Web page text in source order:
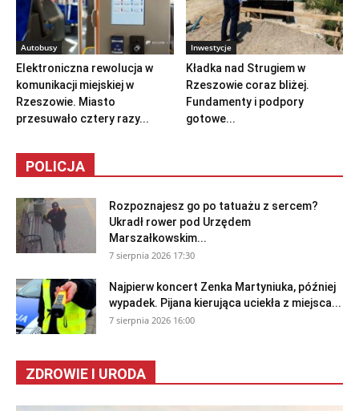
Autobusy
Elektroniczna rewolucja w
komunikacji miejskiej w
Rzeszowie. Miasto
przesuwało cztery razy...
Inwestycje
Kładka nad Strugiem w
Rzeszowie coraz bliżej.
Fundamenty i podpory
gotowe...
POLICJA
Rozpoznajesz go po tatuażu z sercem?
Ukradł rower pod Urzędem
Marszałkowskim...
7 sierpnia 2026 17:30
Najpierw koncert Zenka Martyniuka, później
wypadek. Pijana kierująca uciekła z miejsca...
7 sierpnia 2026 16:00
ZDROWIE I URODA